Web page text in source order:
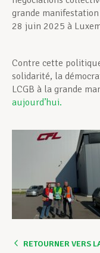
grande
28 juin 2025 à
Contre cette
solidarité, la
LCGB à la grande
aujourd’hui.
RETOURNER VERS